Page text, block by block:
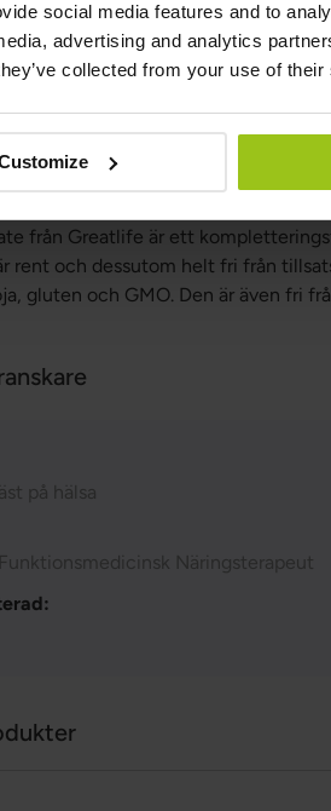
social media features and to
advertising and analytics
collected from your use of
inkluderar förbättrad
artros. Nackdelarna kan vara att
märka effekt, samt att vissa kan
smärtstillande medel vid
från Greatlife är ett
rent och dessutom helt fri från
gluten och GMO. Den är även fri
på hälsa
Näringsterapeut